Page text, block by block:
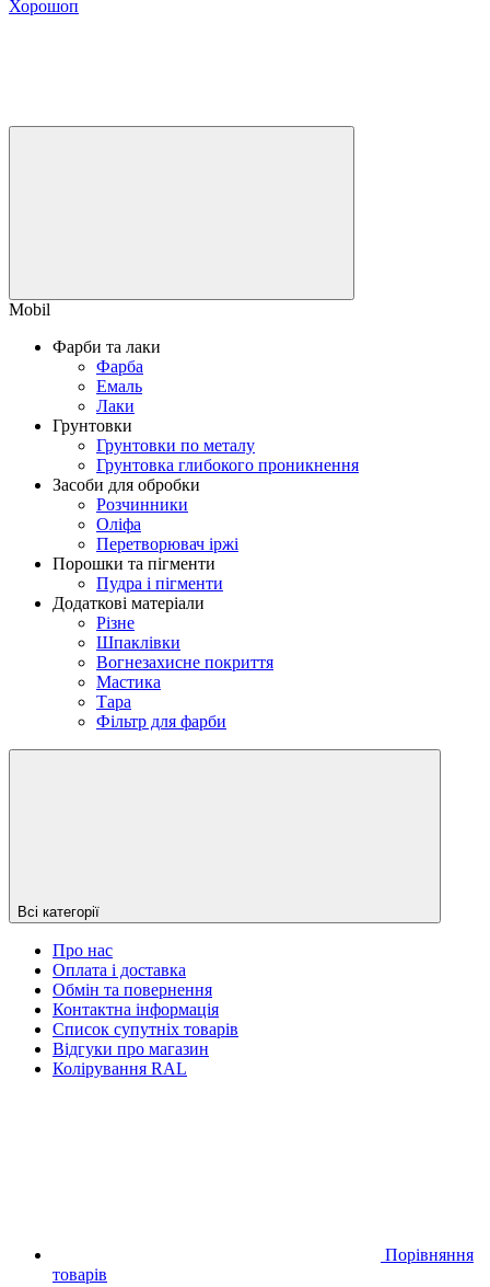
Хорошоп
Mobil
Фарби та лаки
Фарба
Емаль
Лаки
Грунтовки
Грунтовки по металу
Грунтовка глибокого проникнення
Засоби для обробки
Розчинники
Оліфа
Перетворювач іржі
Порошки та пігменти
Пудра і пігменти
Додаткові матеріали
Різне
Шпаклівки
Вогнезахисне покриття
Мастика
Тара
Фільтр для фарби
Всі категорії
Про нас
Оплата і доставка
Обмін та повернення
Контактна інформація
Список супутніх товарів
Відгуки про магазин
Колірування RAL
Порівняння
товарів